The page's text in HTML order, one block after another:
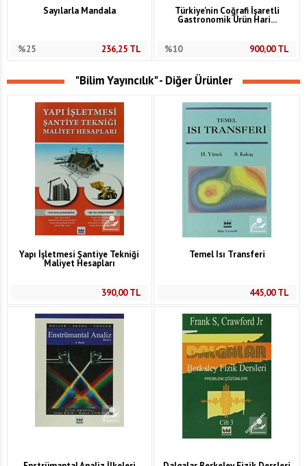
Sayılarla Mandala
%25 236,25TL
Türkiye'nin Coğrafi İşaretli
Gastronomik Ürün Hari...
%10 900,00TL
"Bilim Yayıncılık" - Diğer Ürünler
Yapı İşletmesi Şantiye Tekniği
Maliyet Hesapları
390,00TL
Temel Isı Transferi
445,00TL